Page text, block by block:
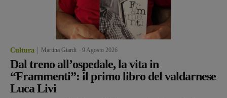
Cultura Martina Giardi 9 Agosto 2026
Dal treno all’ospedale, la vita in
“Frammenti”: il primo libro del valdarnese
Luca Livi